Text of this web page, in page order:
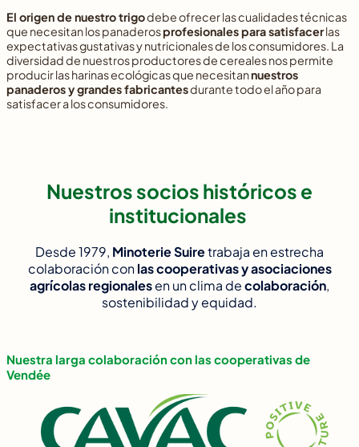
El origen de nuestro trigodebe ofrecer las cualidades técnicas
que necesitan los panaderosprofesionales para satisfacerlas
expectativas gustativas y nutricionales de los consumidores. La
diversidad de nuestros productores de cereales nos permite
producir las harinas ecológicas que necesitannuestros
panaderos y grandes fabricantesdurante todo el año para
satisfacer a los consumidores.
Nuestros socios históricos e
institucionales
Desde 1979, Minoterie Suiretrabaja en estrecha
colaboración conlas cooperativas y asociaciones
agrícolas regionalesen un clima decolaboración,
sostenibilidad y equidad.
Nuestra larga colaboración con las cooperativas de
Vendée